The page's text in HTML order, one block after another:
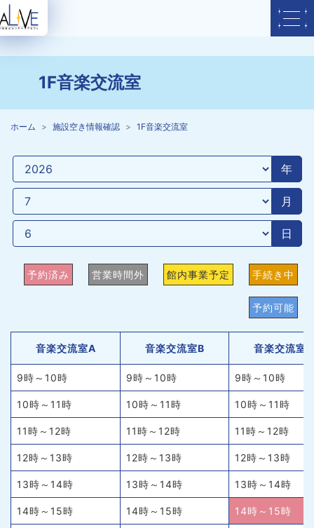
1F音楽交流室
ホーム 施設空き情報確認 1F音楽交流室
年
月
日
予約済み 営業時間外 館内事業予定 手続き中
予約可能
音楽交流室A 音楽交流室B 音楽交流室C
9時～10時 9時～10時 9時～10時
10時～11時 10時～11時 10時～11時
11時～12時 11時～12時 11時～12時
12時～13時 12時～13時 12時～13時
13時～14時 13時～14時 13時～14時
14時～15時 14時～15時 14時～15時